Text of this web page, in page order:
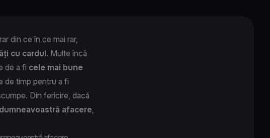
din ce în ce mai rar,
cu cardul. Multe încă
de a fi cele mai bune
de timp pentru a fi
Din fericire, dacă
afacere